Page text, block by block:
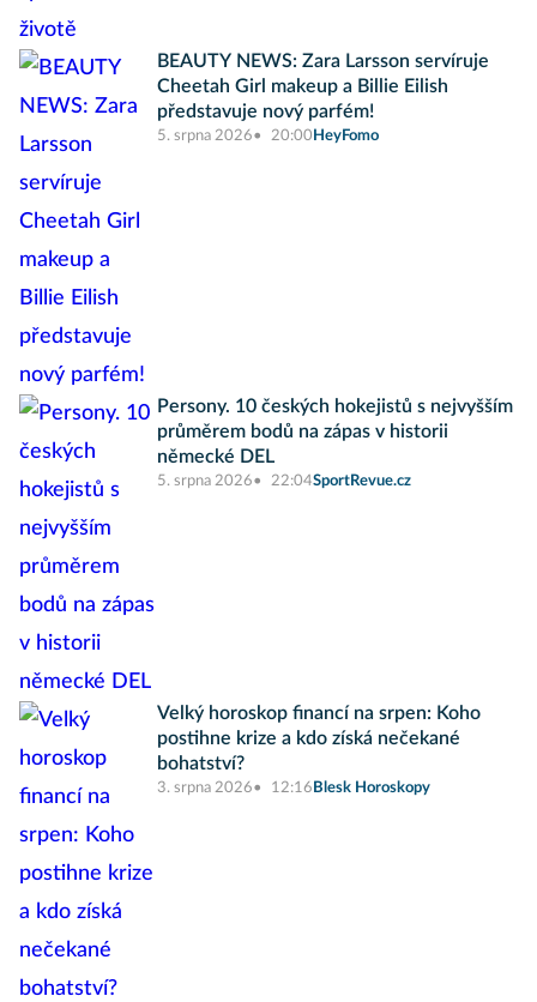
BEAUTY NEWS: Zara Larsson servíruje
Cheetah Girl makeup a Billie Eilish
představuje nový parfém!
5. srpna 2026 20:00 HeyFomo
Persony. 10 českých hokejistů s nejvyšším
průměrem bodů na zápas v historii
německé DEL
5. srpna 2026 22:04SportRevue.cz
Velký horoskop financí na srpen: Koho
postihne krize a kdo získá nečekané
bohatství?
3. srpna 2026 12:16 Blesk Horoskopy